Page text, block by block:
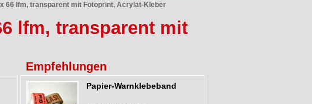
66 lfm, transparent mit Fotoprint, Acrylat-Kleber
lfm, transparent mit
Empfehlungen
Papier-Warnklebeband